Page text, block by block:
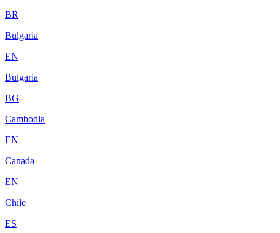
BR
Bulgaria
EN
Bulgaria
BG
Cambodia
EN
Canada
EN
Chile
ES